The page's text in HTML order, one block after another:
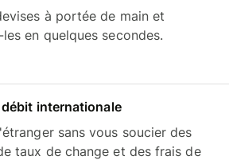
à portée de main et
en quelques secondes.
internationale
sans vous soucier des
taux de change et des frais de